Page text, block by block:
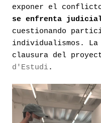
exponer el
se enfrenta
cuestionando
individualismos. La
clausura del
d'Estudi.